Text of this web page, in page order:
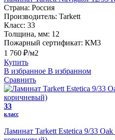
Страна: Россия
Производитель: Tarkett
Класс: 33
Толщина, мм: 12
Пожарный сертификат: КМ3
1 760 ₽/м2
Купить
В избранное В избранном
Сравнить
33
класс
Ламинат Tarkett Estetica 9/33